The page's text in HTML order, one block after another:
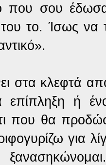
που σου
το. Ίσως να
στα κλεφτά
επίπληξη ή
που θα